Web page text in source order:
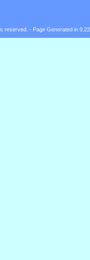
reserved. - Page Generated in